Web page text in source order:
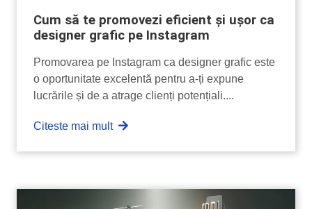
Cum să te promovezi eficient și ușor ca
designer grafic pe Instagram
Promovarea pe Instagram ca designer grafic este
o oportunitate excelentă pentru a-ți expune
lucrările și de a atrage clienți potențiali....
Citeste mai mult